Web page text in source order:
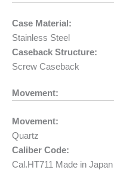
Case Material:
Stainless Steel
Caseback Structure:
Screw Caseback
Movement:
Movement:
Quartz
Caliber Code:
Cal.HT711 Made in Japan